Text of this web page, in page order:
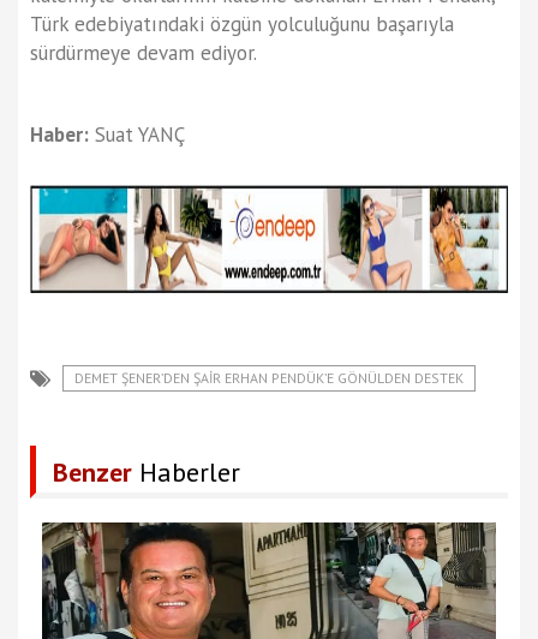
Türk edebiyatındaki özgün yolculuğunu başarıyla
sürdürmeye devam ediyor.
Haber: Suat YANÇ
DEMET ŞENER’DEN ŞAİR ERHAN PENDÜK’E GÖNÜLDEN DESTEK
Benzer Haberler